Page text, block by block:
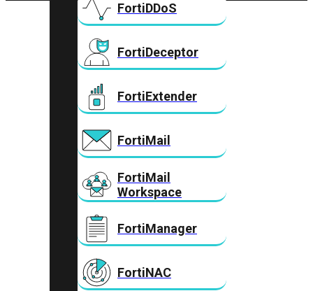
FortiDDoS
FortiDeceptor
FortiExtender
FortiMail
FortiMail
Workspace
FortiManager
FortiNAC